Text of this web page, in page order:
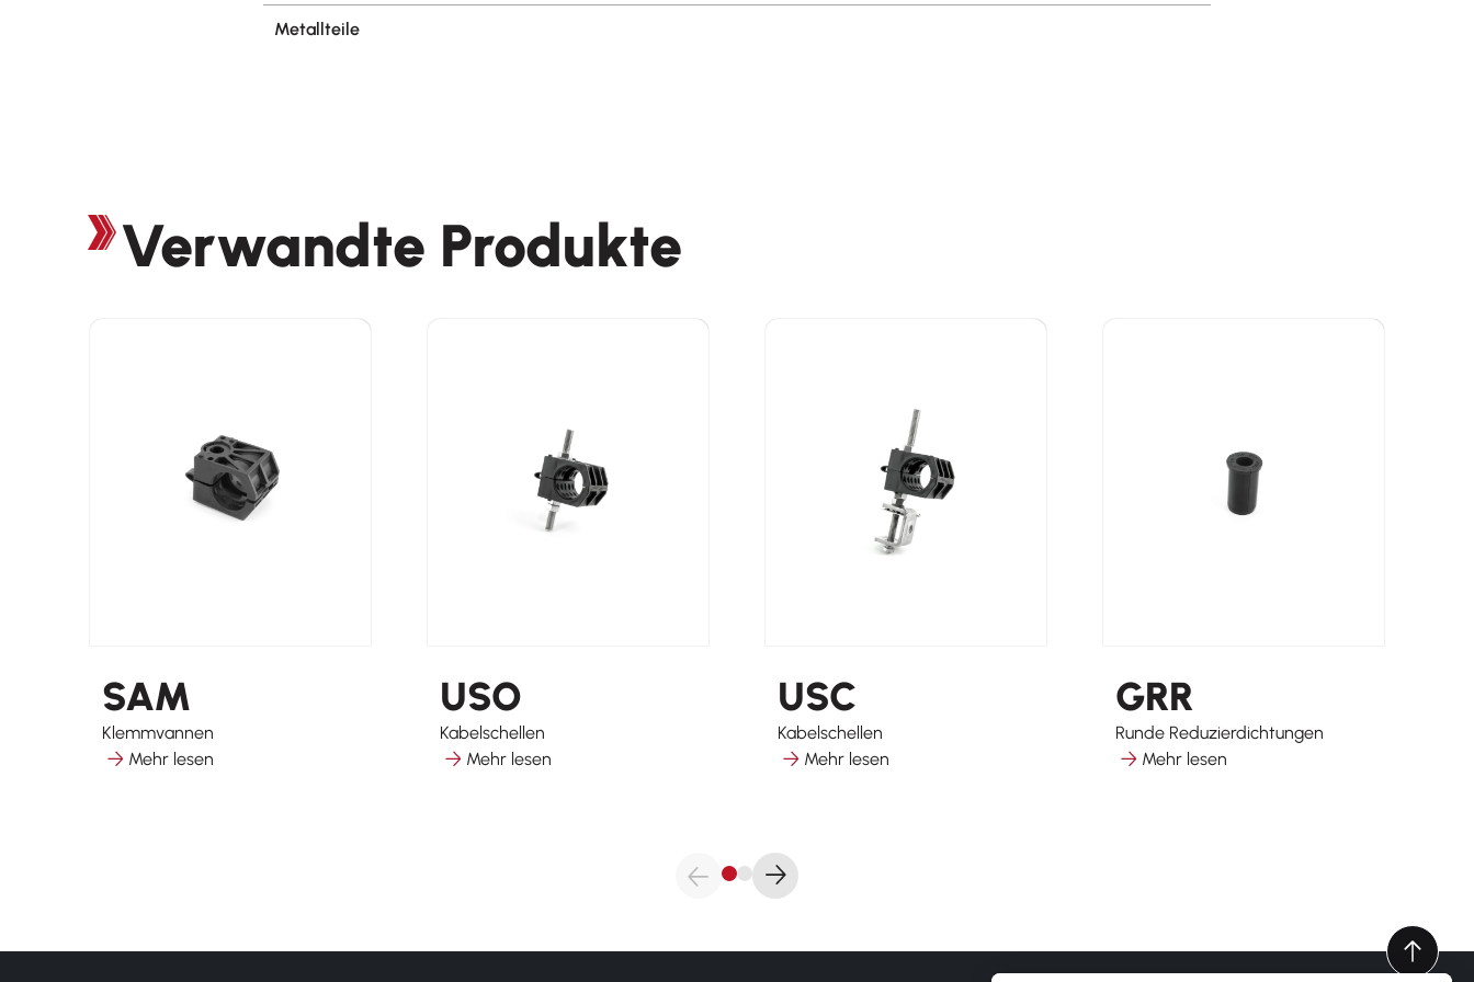
Metallteile
Verwandte Produkte
SAM
Klemmvannen
Mehr lesen
USO
Kabelschellen
Mehr lesen
USC
Kabelschellen
Mehr lesen
GRR
Runde Reduzierdichtungen
Mehr lesen